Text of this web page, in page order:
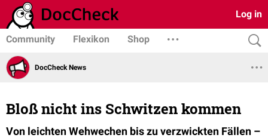
Log in
Community Flexikon Shop
DocCheck News
Bloß nicht ins Schwitzen kommen
Von leichten Wehwechen bis zu verzwickten Fällen –